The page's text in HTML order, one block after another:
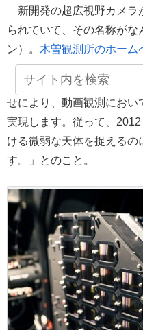
新開発の超広視野カメラ
られていて、その名称が
ン）。 木曽観測所のホーム
「トモエゴゼンは105cm
せにより、動画観測におい
実現します。従って、
ける微弱な天体を捉えるの
す。」とのこと。